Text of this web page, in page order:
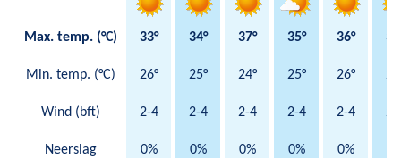
Max. temp. (°C) 33° 34° 37° 35° 36°
Min. temp. (°C) 26° 25° 24° 25° 26°
Wind (bft) 2-4 2-4 2-4 2-4 2-4 2-
Neerslag 0% 0% 0% 0% 0%